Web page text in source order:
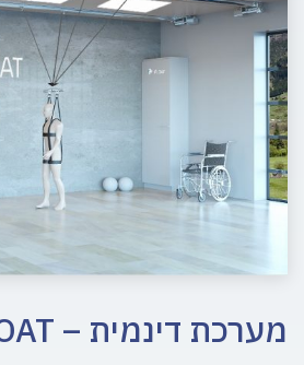
מערכת דינמית – The FLOAT